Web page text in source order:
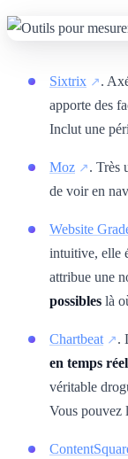
Sixtrix
.
apporte des
Inclut une
Moz
. Très
de voir en
Website
intuitive, elle
attribue une
possibles là
Chartbeat
.
en temps réel
véritable
Vous pouvez